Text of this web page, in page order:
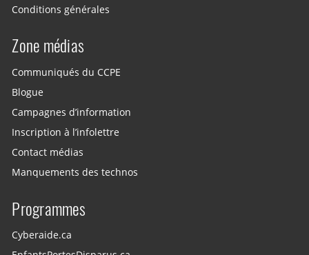
Conditions générales
Zone médias
Communiqués du CCPE
Blogue
Campagnes d’information
Inscription à l’infolettre
Contact médias
Manquements des technos
Programmes
Cyberaide.ca